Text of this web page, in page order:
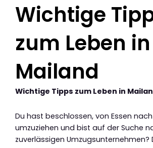
Wichtige
zum Leben in
Mailand
Wichtige Tipps zum Leben in
Du hast beschlossen, von Essen
umzuziehen und bist auf der Suche
zuverlässigen Umzugsunternehmen?